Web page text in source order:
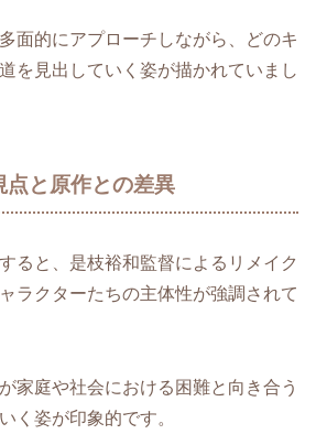
面的にアプローチしながら、どのキ
を見出していく姿が描かれていまし
点と原作との差異
ると、是枝裕和監督によるリメイク
ラクターたちの主体性が強調されて
家庭や社会における困難と向き合う
く姿が印象的です。